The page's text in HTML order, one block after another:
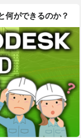
ができるのか？